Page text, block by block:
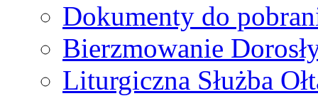
Dokumenty do
Bierzmowanie
Liturgiczna Służba